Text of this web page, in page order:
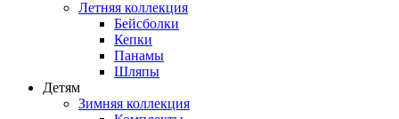
Летняя коллекция
Бейсболки
Кепки
Панамы
Шляпы
Детям
Зимняя коллекция